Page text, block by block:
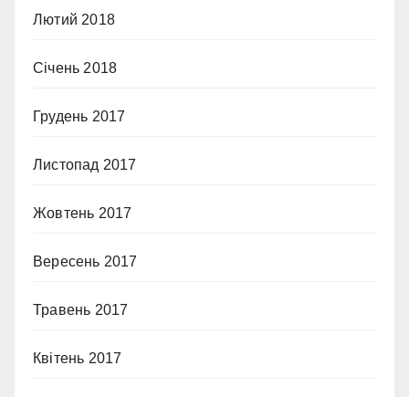
Лютий 2018
Січень 2018
Грудень 2017
Листопад 2017
Жовтень 2017
Вересень 2017
Травень 2017
Квітень 2017